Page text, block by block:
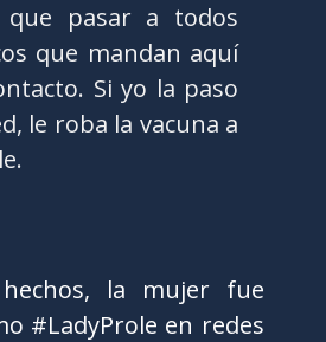
que pasar a todos
que mandan aquí
Si yo la paso
le roba la vacuna a
la mujer fue
#LadyProle en redes